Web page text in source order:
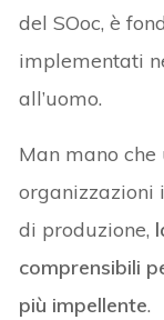
del SOoc, è
implementati
all’uomo.
Man mano
organizzazioni
di produzione,
comprensibili
più impellente.